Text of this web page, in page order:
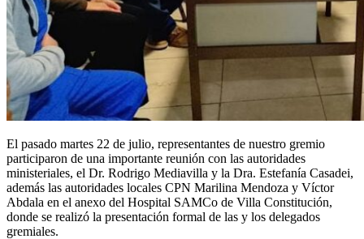
El pasado martes 22 de julio, representantes de nuestro gremio
participaron de una importante reunión con las autoridades
ministeriales, el Dr. Rodrigo Mediavilla y la Dra. Estefanía Casadei,
además las autoridades locales CPN Marilina Mendoza y Víctor
Abdala en el anexo del Hospital SAMCo de Villa Constitución,
donde se realizó la presentación formal de las y los delegados
gremiales.